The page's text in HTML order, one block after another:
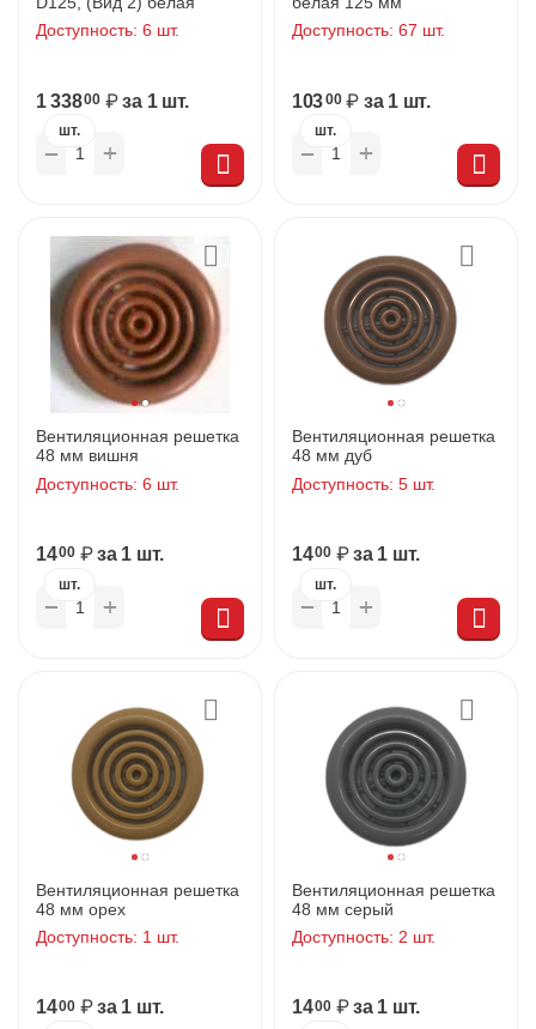
Доступность: 6 шт.
1 33800 ₽ за 1 шт.
+
−
шт.
Доступность: 67 шт.
10300 ₽ за 1 шт.
+
−
шт.
Вентиляционная решетка
48 мм вишня
Доступность: 6 шт.
1400 ₽ за 1 шт.
+
−
шт.
Вентиляционная решетка
48 мм дуб
Доступность: 5 шт.
1400 ₽ за 1 шт.
+
−
шт.
Вентиляционная решетка
48 мм орех
Доступность: 1 шт.
1400 ₽ за 1 шт.
Вентиляционная решетка
48 мм серый
Доступность: 2 шт.
1400 ₽ за 1 шт.